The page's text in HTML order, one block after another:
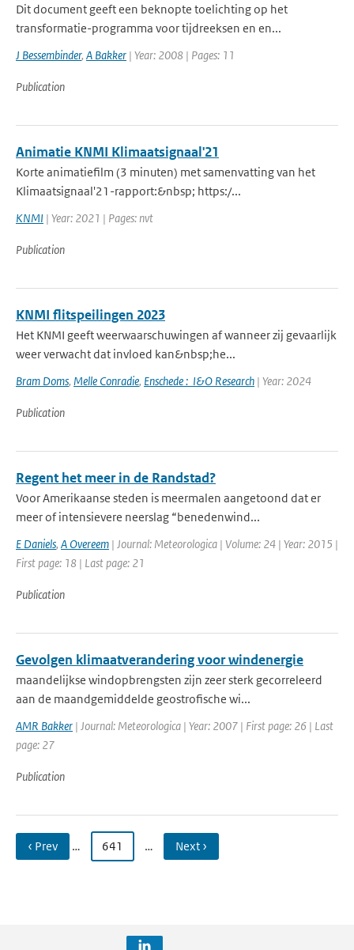
Dit document geeft een beknopte toelichting op het
transformatie-programma voor tijdreeksen en en...
J Bessembinder, A Bakker | Year: 2008 | Pages: 11
Publication
Animatie KNMI Klimaatsignaal'21
Korte animatiefilm (3 minuten) met samenvatting van het
Klimaatsignaal'21-rapport:&nbsp; https:/...
KNMI | Year: 2021 | Pages: nvt
Publication
KNMI flitspeilingen 2023
Het KNMI geeft weerwaarschuwingen af wanneer zij gevaarlijk
weer verwacht dat invloed kan&nbsp;he...
Bram Doms, Melle Conradie, Enschede : I&O Research | Year: 2024
Publication
Regent het meer in de Randstad?
Voor Amerikaanse steden is meermalen aangetoond dat er
meer of intensievere neerslag “benedenwind...
E Daniels, A Overeem | Journal: Meteorologica | Volume: 24 | Year: 2015 |
First page: 18 | Last page: 21
Publication
Gevolgen klimaatverandering voor windenergie
maandelijkse windopbrengsten zijn zeer sterk gecorreleerd
aan de maandgemiddelde geostrofische wi...
AMR Bakker | Journal: Meteorologica | Year: 2007 | First page: 26 | Last
page: 27
Publication
‹ Prev … 641 … Next ›